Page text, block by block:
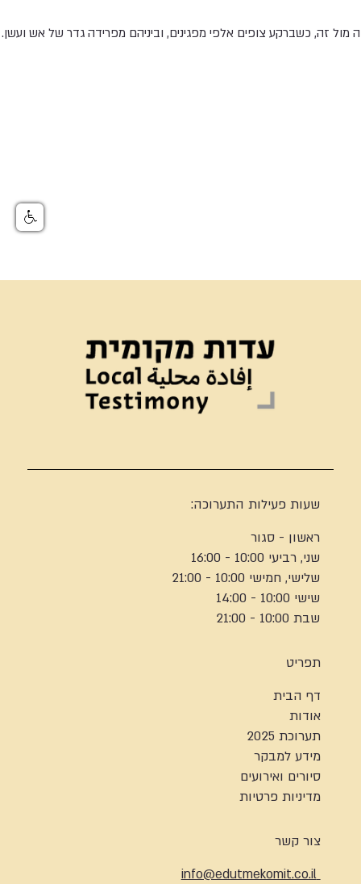
מול זה, כשברקע צופים אלפי מפגינים, וביניהם מפרידה גדר של אש ועשן.
שעות פעילות התערוכה:
ראשון - סגור
שני, רביעי 10:00 - 16:00
שלישי, חמישי 10:00 - 21:00
שישי 10:00 - 14:00
שבת 10:00 - 21:00
תפריט
דף הבית
אודות
תערוכת 2025
מידע למבקר
סיורים ואירועים
מדיניות פרטיות
צור קשר
info@edutmekomit.co.il